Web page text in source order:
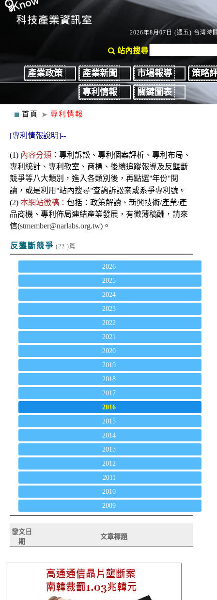
2026年8月07日 (週五) 台灣時
站內搜尋
產業政策 產業新聞 市場報導
策略
專利情報
關鍵圖表
首頁 專利情報
[專利情報說明]--
(1) 內容分類 ： 專利 訴訟、 專利個案評析、專利布局、
專利統計、專利教室 、商標、後續追蹤報導及反壟斷
競爭等八大類別，進入各類別後 ，再點選"年份"閱
讀，或是利用 "站內搜尋"查詢訴訟案或系爭專利號。
(2) 本網站徵稿： 包括：政策解讀、新興技術/產業/產
品商機、專利佈局連結產業發展，有微薄稿酬，請來
信(stmember@narlabs.org.tw)。
反壟斷競爭 (22 )篇
2026
2025
2024
2023
2022
2021
2020
2019
2018
2017
2016
2015
2014
2013
2012
2011
2010
2009
發文日
期
文章標題